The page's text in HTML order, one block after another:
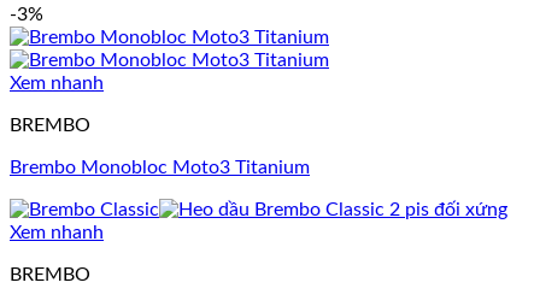
-3%
Xem nhanh
BREMBO
Brembo Monobloc Moto3 Titanium
Xem nhanh
BREMBO